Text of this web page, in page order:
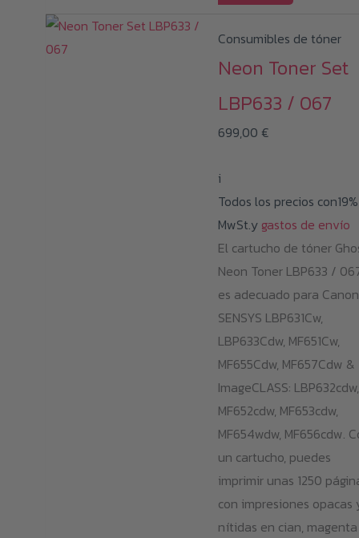
tiene
múltiples
Las
elegir
en
la
página
de
producto
Consumibles de tóner
Neon Toner Set
LBP633 / 067
699,00 €
i
Todos los precios con19%
MwSt.y gastos de envío
El cartucho de tóner
Neon Toner LBP633 /
es adecuado para
SENSYS LBP631Cw,
LBP633Cdw, MF651Cw,
MF655Cdw, MF657Cdw &
ImageCLASS: LBP632cdw,
MF652cdw, MF653cdw,
MF654wdw, MF656cdw.
un cartucho, puedes
imprimir unas 1250
con impresiones opacas
nítidas en cian,